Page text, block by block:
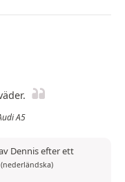
A5
Dennis efter ett